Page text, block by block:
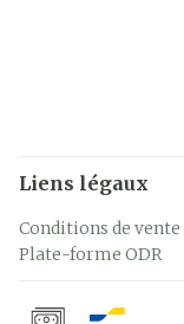
Liens légaux
Conditions de vente
Plate-forme ODR